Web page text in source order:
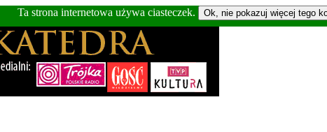
Ta strona internetowa używa ciasteczek.